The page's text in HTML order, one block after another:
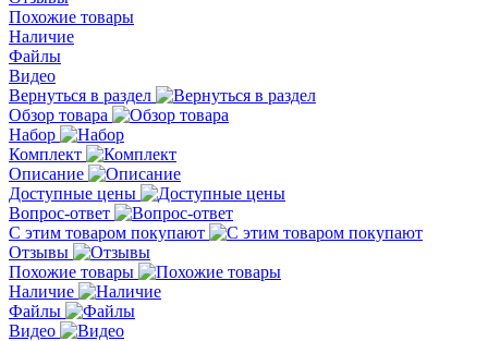
Похожие товары
Наличие
Файлы
Видео
Вернуться в раздел
Обзор товара
Набор
Комплект
Описание
Доступные цены
Вопрос-ответ
С этим товаром покупают
Отзывы
Похожие товары
Наличие
Файлы
Видео